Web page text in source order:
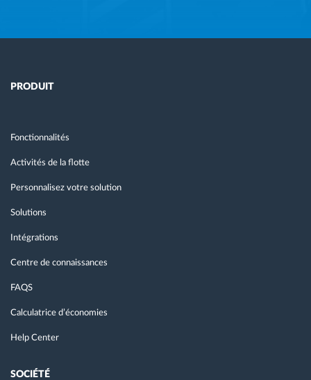
PRODUIT
Fonctionnalités
Activités de la flotte
Personnalisez votre solution
Solutions
Intégrations
Centre de connaissances
FAQS
Calculatrice d’économies
Help Center
SOCIÉTÉ